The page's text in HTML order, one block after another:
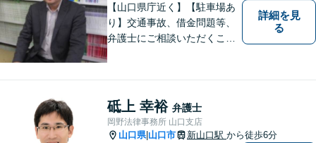
【山口県庁近く】【駐車場あ
り】交通事故、借金問題等、
弁護士にご相談いただくこと
談ください。専門知識を有す
る弁護士が、客観的視点から
事案を検討し、最適の解決方
法を探ります。
詳細を見
る
砥上 幸裕 弁護士
岡野法律事務所 山口支店
山口県| 山口市 新山口駅 から徒歩6分